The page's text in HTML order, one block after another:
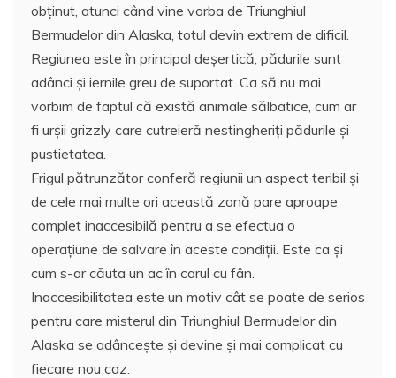
obținut, atunci când vine vorba de Triunghiul
Bermudelor din Alaska, totul devin extrem de dificil.
Regiunea este în principal deșertică, pădurile sunt
adânci și iernile greu de suportat. Ca să nu mai
vorbim de faptul că există animale sălbatice, cum ar
fi urşii grizzly care cutreieră nestingheriţi pădurile și
pustietatea.
Frigul pătrunzător conferă regiunii un aspect teribil şi
de cele mai multe ori această zonă pare aproape
complet inaccesibilă pentru a se efectua o
operațiune de salvare în aceste condiții. Este ca şi
cum s-ar căuta un ac în carul cu fân.
Inaccesibilitatea este un motiv cât se poate de serios
pentru care misterul din Triunghiul Bermudelor din
Alaska se adâncește și devine și mai complicat cu
fiecare nou caz.